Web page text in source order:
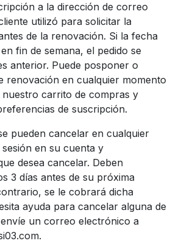
a la dirección de correo
utilizó para solicitar la
de la renovación. Si la fecha
fin de semana, el pedido se
anterior. Puede posponer o
renovación en cualquier momento
nuestro carrito de compras y
de suscripción.
pueden cancelar en cualquier
en su cuenta y
desea cancelar. Deben
3 días antes de su próxima
se le cobrará dicha
ayuda para cancelar alguna de
un correo electrónico a